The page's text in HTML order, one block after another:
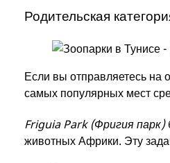
Родительская
Если вы отправляетесь на
самых популярных мест
Friguia Park (Фригия парк)
животных Африки. Эту